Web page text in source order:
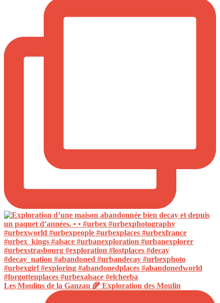
Les Moulins de la Ganzau 🌾 Exploration des Moulin